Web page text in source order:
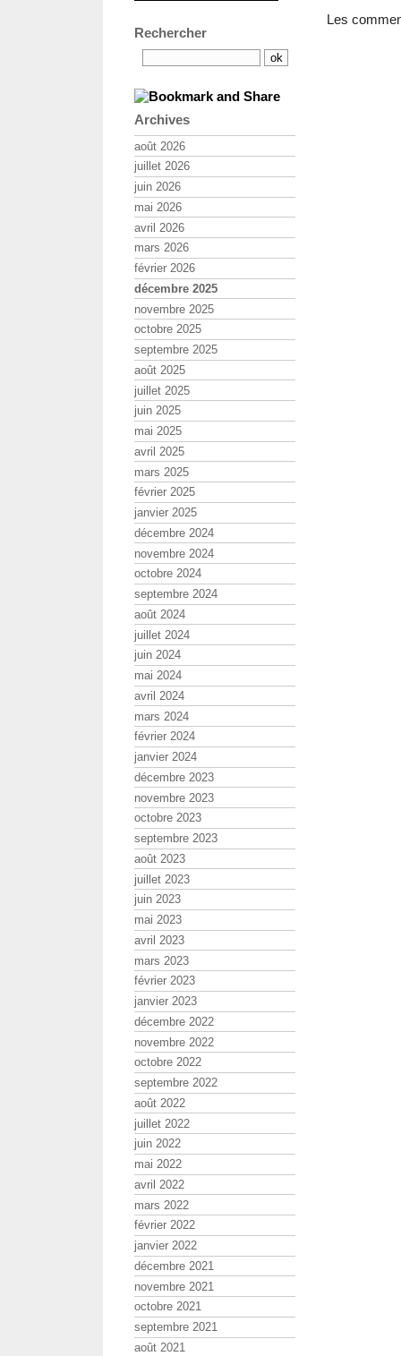
Les
Rechercher
Archives
août 2026
juillet 2026
juin 2026
mai 2026
avril 2026
mars 2026
février 2026
décembre 2025
novembre 2025
octobre 2025
septembre 2025
août 2025
juillet 2025
juin 2025
mai 2025
avril 2025
mars 2025
février 2025
janvier 2025
décembre 2024
novembre 2024
octobre 2024
septembre 2024
août 2024
juillet 2024
juin 2024
mai 2024
avril 2024
mars 2024
février 2024
janvier 2024
décembre 2023
novembre 2023
octobre 2023
septembre 2023
août 2023
juillet 2023
juin 2023
mai 2023
avril 2023
mars 2023
février 2023
janvier 2023
décembre 2022
novembre 2022
octobre 2022
septembre 2022
août 2022
juillet 2022
juin 2022
mai 2022
avril 2022
mars 2022
février 2022
janvier 2022
décembre 2021
novembre 2021
octobre 2021
septembre 2021
août 2021